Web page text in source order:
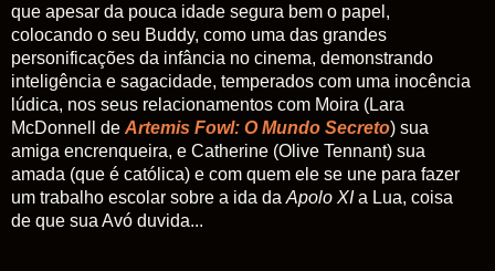
que apesar da pouca idade segura bem o papel,
colocando o seu Buddy, como uma das grandes
personificações da infância no cinema, demonstrando
inteligência e sagacidade, temperados com uma inocência
lúdica, nos seus relacionamentos com Moira (Lara
McDonnell de Artemis Fowl: O Mundo Secreto) sua
amiga encrenqueira, e Catherine (Olive Tennant) sua
amada (que é católica) e com quem ele se une para fazer
um trabalho escolar sobre a ida da Apolo XIa Lua, coisa
de que sua Avó duvida...